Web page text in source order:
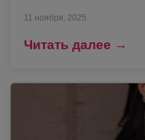
11 ноября, 2025
Читать далее →